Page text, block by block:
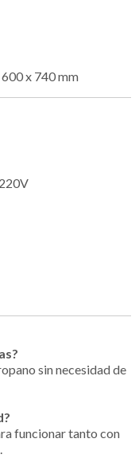
x 740 mm
sin necesidad de
funcionar tanto con